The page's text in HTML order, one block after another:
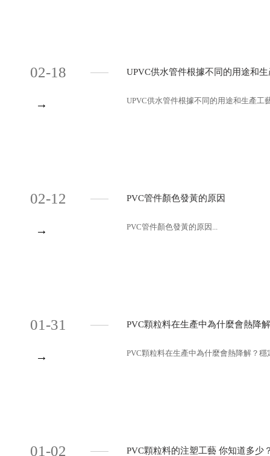
02-18
→
UPVC供水管件根據不同的用途和
UPVC供水管件根據不同的用途和生產工
02-12
→
PVC管件顏色發黃的原因
PVC管件顏色發黃的原因...
01-31
→
PVC顆粒料在生產中為什麼會熱降
PVC顆粒料在生產中為什麼會熱降解？
01-02 PVC顆粒料的注塑工藝 你知道多少